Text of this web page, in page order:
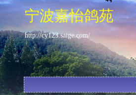
宁波嘉怡鸽苑
http://cy123.saige.com/